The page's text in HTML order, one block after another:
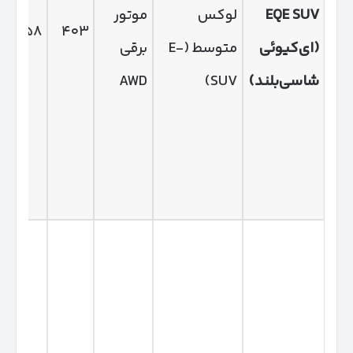
EQE SUV
(ای‌کیوئی
شاسی‌بلند)
لوکس
متوسط (E-
SUV)
موتور
برقی
AWD
۴۰۳ ۸۵۸